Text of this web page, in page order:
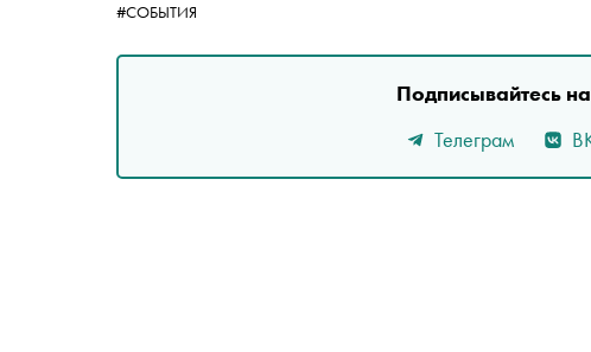
#СОБЫТИЯ
Подписывайтесь
Телеграм